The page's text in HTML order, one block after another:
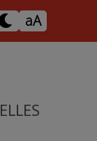
aA